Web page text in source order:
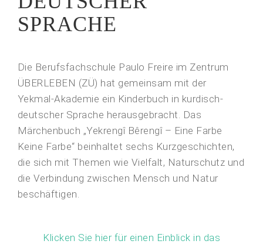
SPRACHE
Die Berufsfachschule Paulo Freire im Zentrum
ÜBERLEBEN (ZÜ) hat gemeinsam mit der
Yekmal-Akademie ein Kinderbuch in kurdisch-
deutscher Sprache herausgebracht. Das
Märchenbuch „Yekrengî Bêrengî – Eine Farbe
Keine Farbe“ beinhaltet sechs Kurzgeschichten,
die sich mit Themen wie Vielfalt, Naturschutz und
die Verbindung zwischen Mensch und Natur
beschäftigen.
Klicken Sie hier für einen Einblick in das